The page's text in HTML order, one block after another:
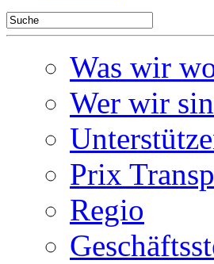
Was wir
Wer wir
Prix
Regio